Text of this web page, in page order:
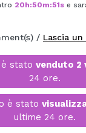
20h:50m:50s e
/ Lascia
stato venduto 2
24 ore.
è stato
ultime 24 ore.